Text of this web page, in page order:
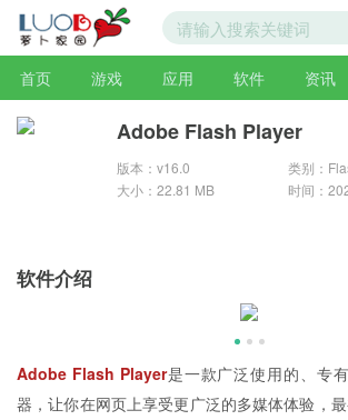
首页 游戏 应用 软件 资讯
Adobe Flash Player
版本：v16.0
类别：
大小：22.81 MB
时间：
软件介绍
Adobe Flash Player是一款广泛使用的、专
器，让你在网页上享受更广泛的多媒体体验，